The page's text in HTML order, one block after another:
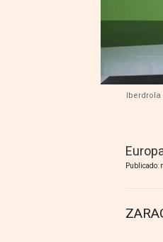
Iberdrola
Publicado: